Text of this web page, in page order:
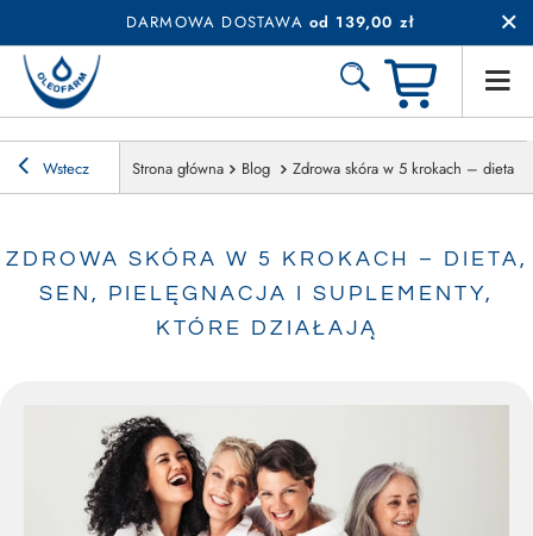
DARMOWA DOSTAWA od 139,00 zł
Wstecz Strona główna Blog Zdrowa skóra w 5 krokach – dieta,
ZDROWA SKÓRA W 5 KROKACH – DIETA,
SEN, PIELĘGNACJA I SUPLEMENTY,
KTÓRE DZIAŁAJĄ